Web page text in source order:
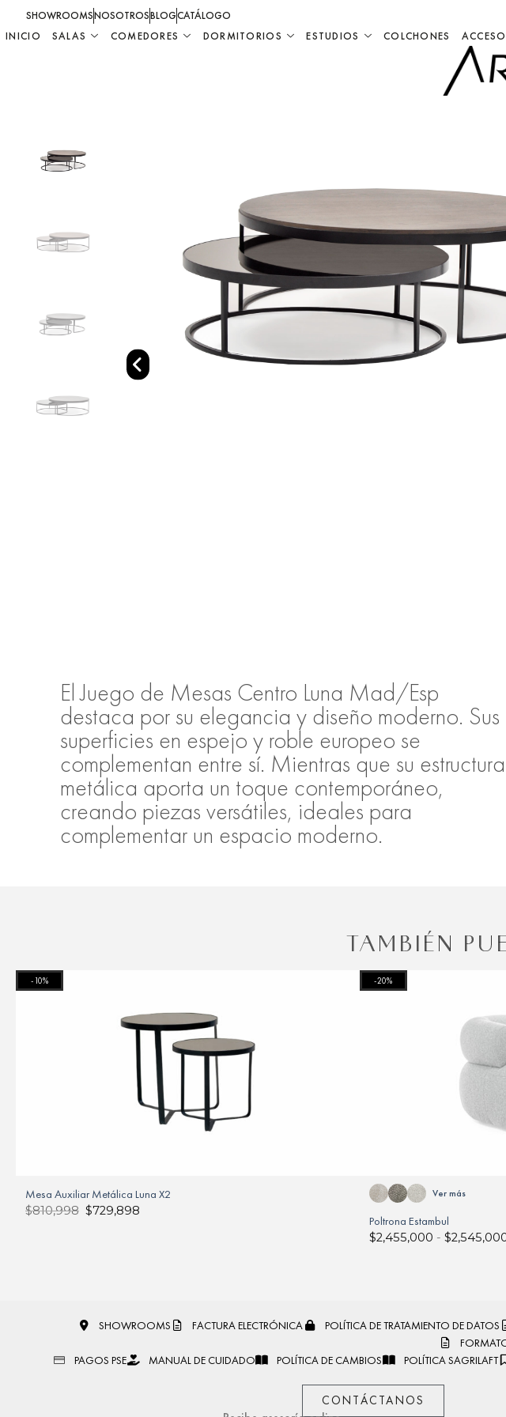
SHOWROOMSNOSOTROSBLOGCATÁLOGO
INICIO
SALAS COMEDORES DORMITORIOS ESTUDIOS COLCHONES
El Juego de Mesas Centro Luna Mad/Esp
destaca por su elegancia y diseño moderno. Sus
superficies en espejo y roble europeo se
complementan entre sí. Mientras que su estructura
metálica aporta un toque contemporáneo,
creando piezas versátiles, ideales para
complementar un espacio moderno.
TAMBIÉN
-10%
Mesa Auxiliar Metálica Luna X2
$810,998 $729,898
-20%
Ver más
Poltrona Estambul
$2,455,000 - $
SHOWROOMS FACTURA ELECTRÓNICA POLÍTICA DE TRATAMIENTO DE DATOS
PAGOS PSE
MANUAL DE CUIDADO POLÍTICA DE CAMBIOS POLÍTICA SAGRILAFT
CONTÁCTANOS